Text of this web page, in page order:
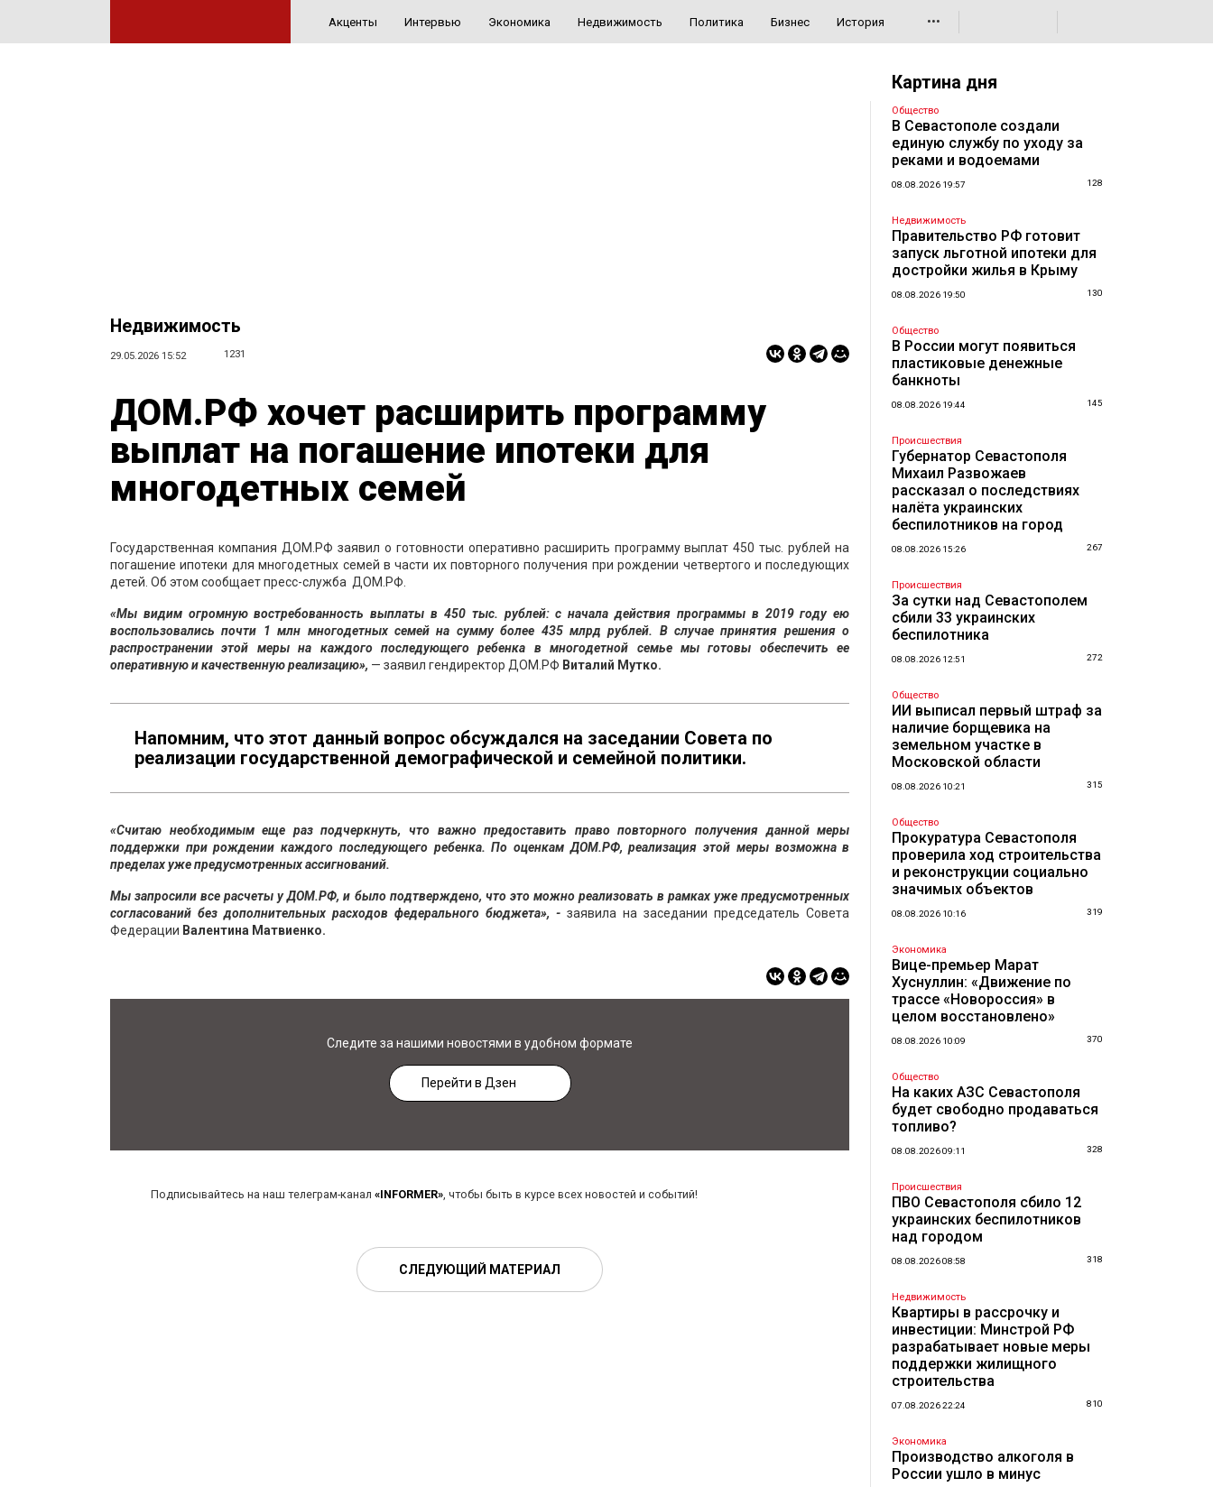
Акценты Интервью Экономика Недвижимость Политика Бизнес История •••
Недвижимость
29.05.2026 15:52 1231
ДОМ.РФ хочет расширить программу
выплат на погашение ипотеки для
многодетных семей
Государственная компания ДОМ.РФ заявил о готовности оперативно расширить программу выплат 450 тыс. рублей на
погашение ипотеки для многодетных семей в части их повторного получения при рождении четвертого и последующих
детей. Об этом сообщает пресс-служба ДОМ.РФ.
«Мы видим огромную востребованность выплаты в 450 тыс. рублей: с начала действия программы в 2019 году ею
воспользовались почти 1 млн многодетных семей на сумму более 435 млрд рублей. В случае принятия решения о
распространении этой меры на каждого последующего ребенка в многодетной семье мы готовы обеспечить ее
оперативную и качественную реализацию», — заявил гендиректор ДОМ.РФ Виталий Мутко.
Напомним, что этот данный вопрос обсуждался на заседании Совета по
реализации государственной демографической и семейной политики.
«Считаю необходимым еще раз подчеркнуть, что важно предоставить право повторного получения данной меры
поддержки при рождении каждого последующего ребенка. По оценкам ДОМ.РФ, реализация этой меры возможна в
пределах уже предусмотренных ассигнований.
Мы запросили все расчеты у ДОМ.РФ, и было подтверждено, что это можно реализовать в рамках уже предусмотренных
согласований без дополнительных расходов федерального бюджета», - заявила на заседании председатель Совета
Федерации Валентина Матвиенко.
Следите за нашими новостями в удобном формате
Перейти в Дзен
Подписывайтесь на наш телеграм-канал «INFORMER», чтобы быть в курсе всех новостей и событий!
СЛЕДУЮЩИЙ МАТЕРИАЛ
Картина дня
Общество
В Севастополе создали
единую службу по уходу за
реками и водоемами
08.08.2026 19:57 128
Недвижимость
Правительство РФ готовит
запуск льготной ипотеки для
достройки жилья в Крыму
08.08.2026 19:50 130
Общество
В России могут появиться
пластиковые денежные
банкноты
08.08.2026 19:44 145
Происшествия
Губернатор Севастополя
Михаил Развожаев
рассказал о последствиях
налёта украинских
беспилотников на город
08.08.2026 15:26 267
Происшествия
За сутки над Севастополем
сбили 33 украинских
беспилотника
08.08.2026 12:51 272
Общество
ИИ выписал первый штраф за
наличие борщевика на
земельном участке в
Московской области
08.08.2026 10:21 315
Общество
Прокуратура Севастополя
проверила ход строительства
и реконструкции социально
значимых объектов
08.08.2026 10:16 319
Экономика
Вице-премьер Марат
Хуснуллин: «Движение по
трассе «Новороссия» в
целом восстановлено»
08.08.2026 10:09 370
Общество
На каких АЗС Севастополя
будет свободно продаваться
топливо?
08.08.2026 09:11 328
Происшествия
ПВО Севастополя сбило 12
украинских беспилотников
над городом
08.08.2026 08:58 318
Недвижимость
Квартиры в рассрочку и
инвестиции: Минстрой РФ
разрабатывает новые меры
поддержки жилищного
строительства
07.08.2026 22:24 810
Экономика
Производство алкоголя в
России ушло в минус